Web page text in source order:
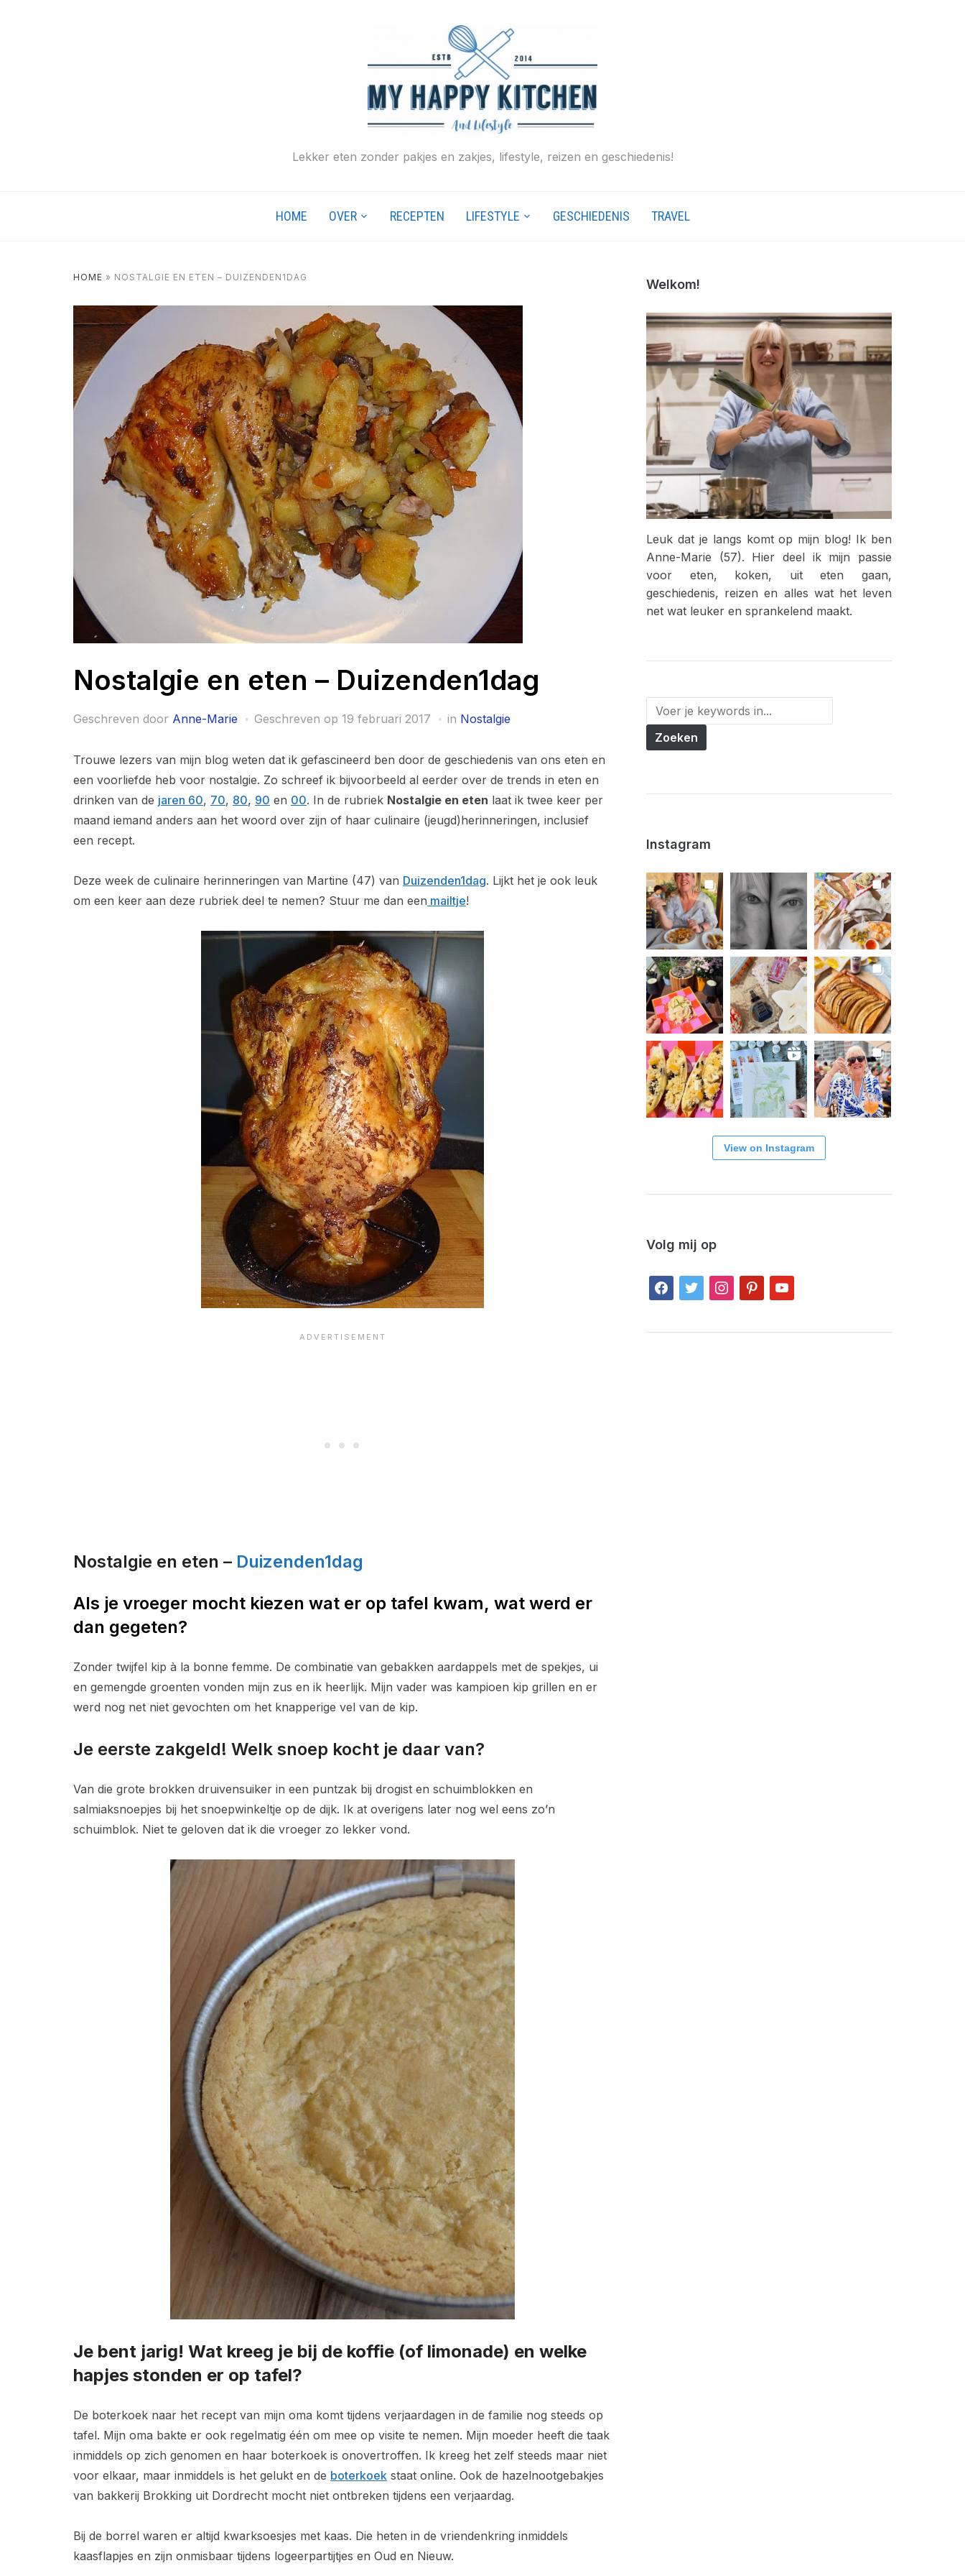
Lekker eten zonder pakjes en zakjes, lifestyle, reizen en geschiedenis!
HOME OVER RECEPTEN LIFESTYLE GESCHIEDENIS TRAVEL
HOME » NOSTALGIE EN ETEN – DUIZENDEN1DAG
Nostalgie en eten – Duizenden1dag
Geschreven door Anne-Marie Geschreven op 19 februari 2017 in Nostalgie
Trouwe lezers van mijn blog weten dat ik gefascineerd ben door de geschiedenis van ons eten en
een voorliefde heb voor nostalgie. Zo schreef ik bijvoorbeeld al eerder over de trends in eten en
drinken van de jaren 60, 70, 80, 90 en 00. In de rubriek Nostalgie en eten laat ik twee keer per
maand iemand anders aan het woord over zijn of haar culinaire (jeugd)herinneringen, inclusief
een recept.
Deze week de culinaire herinneringen van Martine (47) van Duizenden1dag. Lijkt het je ook leuk
om een keer aan deze rubriek deel te nemen? Stuur me dan een mailtje!
Nostalgie en eten – Duizenden1dag
Als je vroeger mocht kiezen wat er op tafel kwam, wat werd er
dan gegeten?
Zonder twijfel kip à la bonne femme. De combinatie van gebakken aardappels met de spekjes, ui
en gemengde groenten vonden mijn zus en ik heerlijk. Mijn vader was kampioen kip grillen en er
werd nog net niet gevochten om het knapperige vel van de kip.
Je eerste zakgeld! Welk snoep kocht je daar van?
Van die grote brokken druivensuiker in een puntzak bij drogist en schuimblokken en
salmiaksnoepjes bij het snoepwinkeltje op de dijk. Ik at overigens later nog wel eens zo’n
schuimblok. Niet te geloven dat ik die vroeger zo lekker vond.
Je bent jarig! Wat kreeg je bij de koffie (of limonade) en welke
hapjes stonden er op tafel?
De boterkoek naar het recept van mijn oma komt tijdens verjaardagen in de familie nog steeds op
tafel. Mijn oma bakte er ook regelmatig één om mee op visite te nemen. Mijn moeder heeft die taak
inmiddels op zich genomen en haar boterkoek is onovertroffen. Ik kreeg het zelf steeds maar niet
voor elkaar, maar inmiddels is het gelukt en de boterkoek staat online. Ook de hazelnootgebakjes
van bakkerij Brokking uit Dordrecht mocht niet ontbreken tijdens een verjaardag.
Bij de borrel waren er altijd kwarksoesjes met kaas. Die heten in de vriendenkring inmiddels
kaasflapjes en zijn onmisbaar tijdens logeerpartijtjes en Oud en Nieuw.
Welkom!
Leuk dat je langs komt op mijn blog! Ik ben
Anne-Marie (57). Hier deel ik mijn passie
voor eten, koken, uit eten gaan,
geschiedenis, reizen en alles wat het leven
net wat leuker en sprankelend maakt.
Instagram
View on Instagram
Volg mij op
facebook
twitter instagrampinterestyoutube